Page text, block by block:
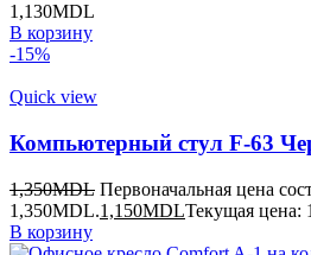
1,130MDL
В корзину
-15%
Quick view
Компьютерный стул F-63
1,350MDL Первоначальная цена
1,350MDL.1,150MDLТекущая цена:
В корзину